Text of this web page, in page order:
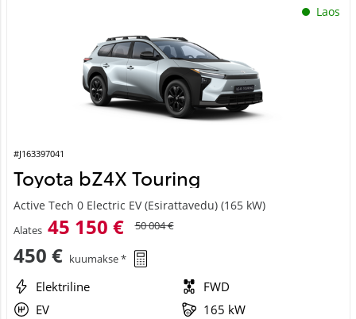
Laos
#J163397041
Toyota bZ4X Touring
Active Tech 0 Electric EV (Esirattavedu) (165 kW)
Alates 45 150 € 50 004 €
450 € kuumakse *
Elektriline
FWD
EV
165 kW